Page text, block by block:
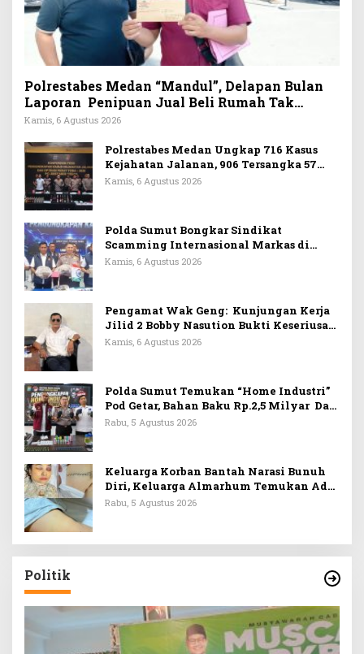
Polrestabes Medan “Mandul”, Delapan Bulan
Laporan Penipuan Jual Beli Rumah Tak
Tuntas
Kamis, 6 Agustus 2026
Polrestabes Medan Ungkap 716 Kasus
Kejahatan Jalanan, 906 Tersangka 57
Ditembak
Kamis, 6 Agustus 2026
Polda Sumut Bongkar Sindikat
Scamming Internasional Markas di
Apartemen Podomoro, Raup Rp6,7 Miliar
Kamis, 6 Agustus 2026
Pengamat Wak Geng: Kunjungan Kerja
Jilid 2 Bobby Nasution Bukti Keseriusan
Bangun Pulau Nias
Kamis, 6 Agustus 2026
Polda Sumut Temukan “Home Industri”
Pod Getar, Bahan Baku Rp.2,5 Milyar Dari
Kamboja
Rabu, 5 Agustus 2026
Keluarga Korban Bantah Narasi Bunuh
Diri, Keluarga Almarhum Temukan Ada
Lebam di Banyak Titik, Duga Ini Bukan
Rabu, 5 Agustus 2026
Politik